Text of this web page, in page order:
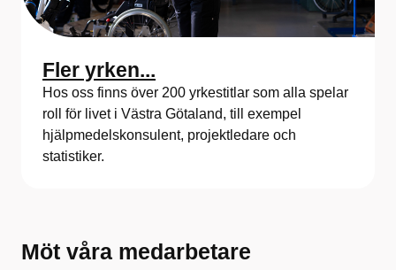
Fler yrken...
Hos oss finns över 200 yrkestitlar som alla spelar
roll för livet i Västra Götaland, till exempel
hjälpmedelskonsulent, projektledare och
statistiker.
Möt våra medarbetare